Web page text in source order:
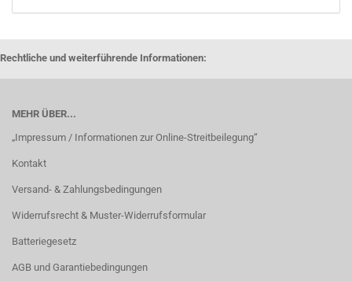
Rechtliche und weiterführende Informationen:
MEHR ÜBER...
„Impressum / Informationen zur Online-Streitbeilegung“
Kontakt
Versand- & Zahlungsbedingungen
Widerrufsrecht & Muster-Widerrufsformular
Batteriegesetz
AGB und Garantiebedingungen